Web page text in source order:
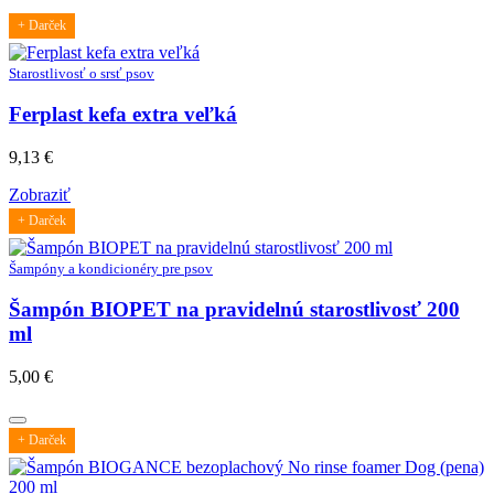
+ Darček
Starostlivosť o srsť psov
Ferplast kefa extra veľká
9,13 €
Zobraziť
+ Darček
Šampóny a kondicionéry pre psov
Šampón BIOPET na pravidelnú starostlivosť 200
ml
5,00 €
+ Darček